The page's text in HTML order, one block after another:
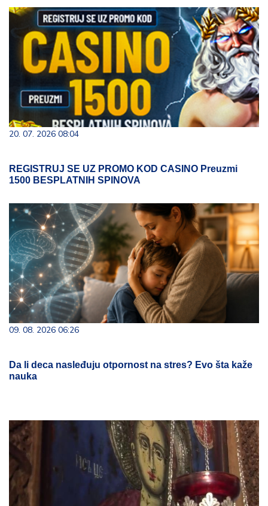
20. 07. 2026 08:04
REGISTRUJ SE UZ PROMO KOD CASINO Preuzmi
1500 BESPLATNIH SPINOVA
09. 08. 2026 06:26
Da li deca nasleđuju otpornost na stres? Evo šta kaže
nauka